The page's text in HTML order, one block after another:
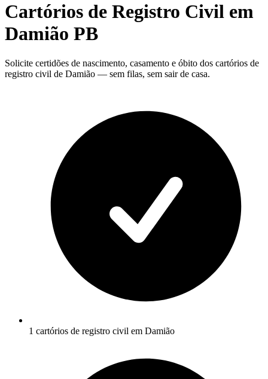
Cartórios de Registro Civil em
Damião PB
Solicite certidões de nascimento, casamento e óbito dos cartórios de
registro civil de Damião — sem filas, sem sair de casa.
1 cartórios de registro civil em Damião